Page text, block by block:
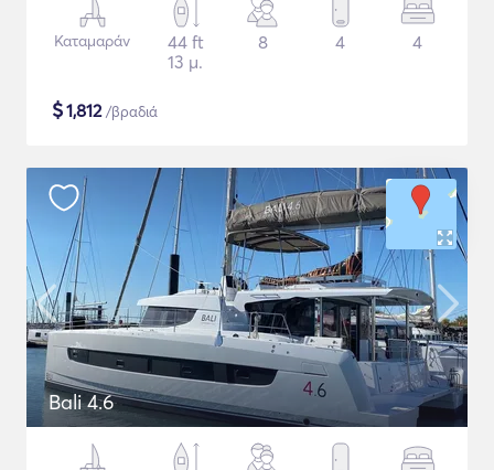
Καταμαράν
44 ft
13 μ.
8 4 4
$1,812/βραδιά
Bali 4.6